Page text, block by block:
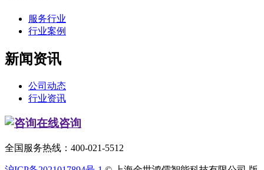
服务行业
行业案例
新闻资讯
公司动态
行业资讯
在线咨询
全国服务热线：400-021-5512